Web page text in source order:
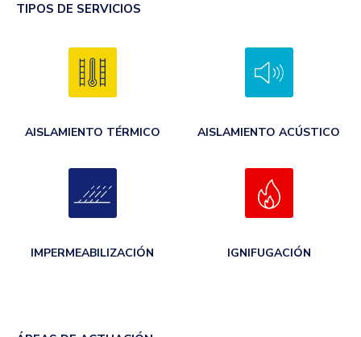
TIPOS DE SERVICIOS
AISLAMIENTO TÉRMICO AISLAMIENTO ACÚSTICO
IMPERMEABILIZACIÓN IGNIFUGACIÓN